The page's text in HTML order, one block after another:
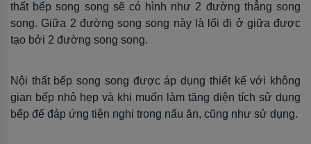
thất bếp song song sẽ có hình như 2 đường thẳng song
song. Giữa 2 đường song song này là lối đi ở giữa được
tạo bởi 2 đường song song.
Nội thất bếp song song được áp dụng thiết kế với không
gian bếp nhỏ hẹp và khi muốn làm tăng diện tích sử dụng
bếp để đáp ứng tiện nghi trong nấu ăn, cũng như sử dụng.